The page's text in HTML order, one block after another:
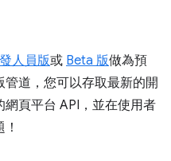
人員版或 Beta 版做為預
道，您可以存取最新的開
頁平台 API，並在使用者